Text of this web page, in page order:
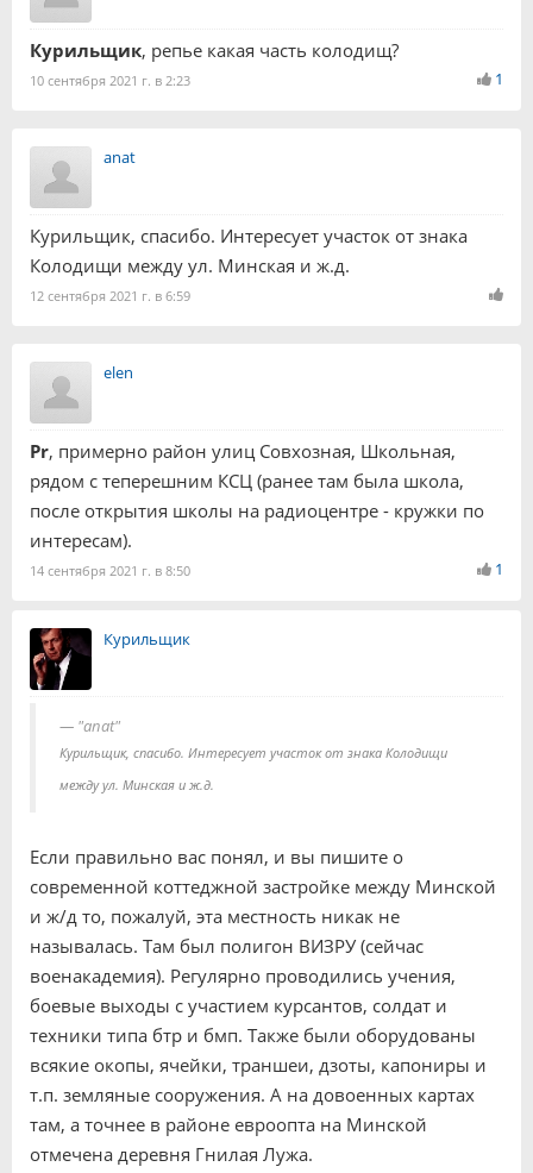
Курильщик, репье какая часть колодищ?
10 сентября 2021 г. в 2:23 1
anat
Курильщик, спасибо. Интересует участок от знака
Колодищи между ул. Минская и ж.д.
12 сентября 2021 г. в 6:59
elen
Pr, примерно район улиц Совхозная, Школьная,
рядом с теперешним КСЦ (ранее там была школа,
после открытия школы на радиоцентре - кружки по
интересам).
14 сентября 2021 г. в 8:50 1
Курильщик
"anat"
Курильщик, спасибо. Интересует участок от знака Колодищи
между ул. Минская и ж.д.
Если правильно вас понял, и вы пишите о
современной коттеджной застройке между Минской
и ж/д то, пожалуй, эта местность никак не
называлась. Там был полигон ВИЗРУ (сейчас
военакадемия). Регулярно проводились учения,
боевые выходы с участием курсантов, солдат и
техники типа бтр и бмп. Также были оборудованы
всякие окопы, ячейки, траншеи, дзоты, капониры и
т.п. земляные сооружения. А на довоенных картах
там, а точнее в районе евроопта на Минской
отмечена деревня Гнилая Лужа.